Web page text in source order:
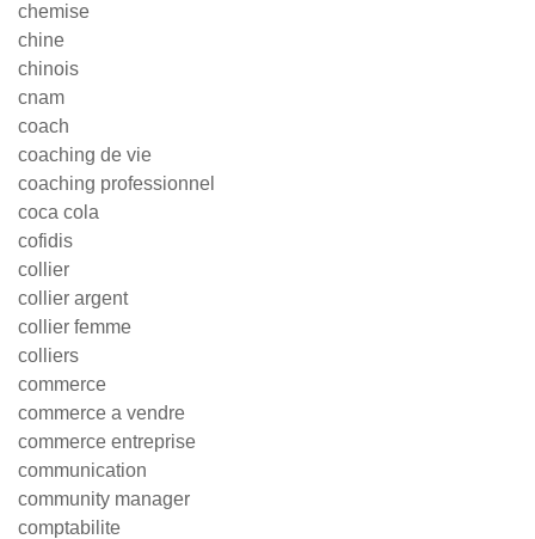
chemise
chine
chinois
cnam
coach
coaching de vie
coaching professionnel
coca cola
cofidis
collier
collier argent
collier femme
colliers
commerce
commerce a vendre
commerce entreprise
communication
community manager
comptabilite